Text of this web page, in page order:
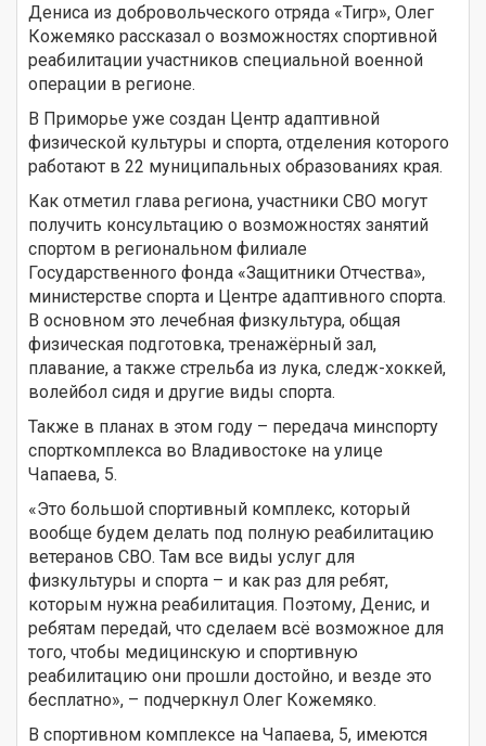
Дениса из добровольческого отряда «Тигр», Олег
Кожемяко рассказал о возможностях спортивной
реабилитации участников специальной военной
операции в регионе.
В Приморье уже создан Центр адаптивной
физической культуры и спорта, отделения которого
работают в 22 муниципальных образованиях края.
Как отметил глава региона, участники СВО могут
получить консультацию о возможностях занятий
спортом в региональном филиале
Государственного фонда «Защитники Отчества»,
министерстве спорта и Центре адаптивного спорта.
В основном это лечебная физкультура, общая
физическая подготовка, тренажёрный зал,
плавание, а также стрельба из лука, следж-хоккей,
волейбол сидя и другие виды спорта.
Также в планах в этом году – передача минспорту
спорткомплекса во Владивостоке на улице
Чапаева, 5.
«Это большой спортивный комплекс, который
вообще будем делать под полную реабилитацию
ветеранов СВО. Там все виды услуг для
физкультуры и спорта – и как раз для ребят,
которым нужна реабилитация. Поэтому, Денис, и
ребятам передай, что сделаем всё возможное для
того, чтобы медицинскую и спортивную
реабилитацию они прошли достойно, и везде это
бесплатно», – подчеркнул Олег Кожемяко.
В спортивном комплексе на Чапаева, 5, имеются